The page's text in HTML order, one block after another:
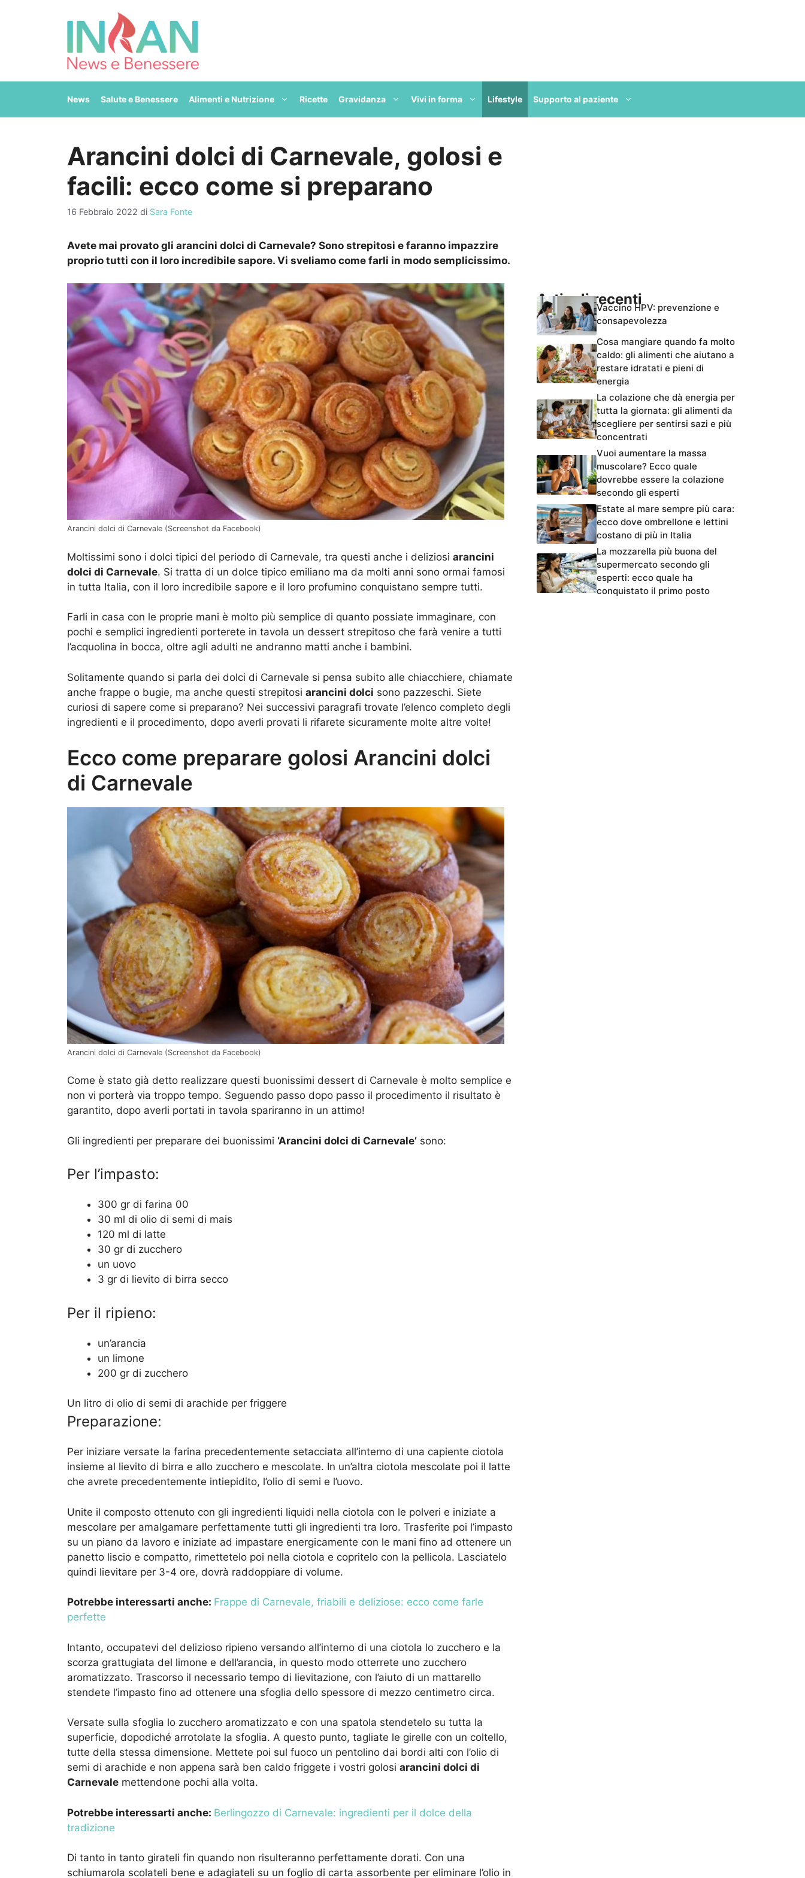
News Salute e Benessere Alimenti e Nutrizione Ricette Gravidanza Vivi in forma Lifestyle Supporto al paziente
Arancini dolci di Carnevale, golosi e
facili: ecco come si preparano
16 Febbraio 2022 di Sara Fonte
Avete mai provato gli arancini dolci di Carnevale? Sono strepitosi e faranno impazzire
proprio tutti con il loro incredibile sapore. Vi sveliamo come farli in modo semplicissimo.
Arancini dolci di Carnevale (Screenshot da Facebook)
Moltissimi sono i dolci tipici del periodo di Carnevale, tra questi anche i deliziosi arancini
dolci di Carnevale. Si tratta di un dolce tipico emiliano ma da molti anni sono ormai famosi
in tutta Italia, con il loro incredibile sapore e il loro profumino conquistano sempre tutti.
Farli in casa con le proprie mani è molto più semplice di quanto possiate immaginare, con
pochi e semplici ingredienti porterete in tavola un dessert strepitoso che farà venire a tutti
l’acquolina in bocca, oltre agli adulti ne andranno matti anche i bambini.
Solitamente quando si parla dei dolci di Carnevale si pensa subito alle chiacchiere, chiamate
anche frappe o bugie, ma anche questi strepitosi arancini dolci sono pazzeschi. Siete
curiosi di sapere come si preparano? Nei successivi paragrafi trovate l’elenco completo degli
ingredienti e il procedimento, dopo averli provati li rifarete sicuramente molte altre volte!
Ecco come preparare golosi Arancini dolci
di Carnevale
Arancini dolci di Carnevale (Screenshot da Facebook)
Come è stato già detto realizzare questi buonissimi dessert di Carnevale è molto semplice e
non vi porterà via troppo tempo. Seguendo passo dopo passo il procedimento il risultato è
garantito, dopo averli portati in tavola spariranno in un attimo!
Gli ingredienti per preparare dei buonissimi ‘Arancini dolci di Carnevale’ sono:
Per l’impasto:
300 gr di farina 00
30 ml di olio di semi di mais
120 ml di latte
30 gr di zucchero
un uovo
3 gr di lievito di birra secco
Per il ripieno:
un’arancia
un limone
200 gr di zucchero
Un litro di olio di semi di arachide per friggere
Preparazione:
Per iniziare versate la farina precedentemente setacciata all’interno di una capiente ciotola
insieme al lievito di birra e allo zucchero e mescolate. In un’altra ciotola mescolate poi il latte
che avrete precedentemente intiepidito, l’olio di semi e l’uovo.
Unite il composto ottenuto con gli ingredienti liquidi nella ciotola con le polveri e iniziate a
mescolare per amalgamare perfettamente tutti gli ingredienti tra loro. Trasferite poi l’impasto
su un piano da lavoro e iniziate ad impastare energicamente con le mani fino ad ottenere un
panetto liscio e compatto, rimettetelo poi nella ciotola e copritelo con la pellicola. Lasciatelo
quindi lievitare per 3-4 ore, dovrà raddoppiare di volume.
Potrebbe interessarti anche: Frappe di Carnevale, friabili e deliziose: ecco come farle
perfette
Intanto, occupatevi del delizioso ripieno versando all’interno di una ciotola lo zucchero e la
scorza grattugiata del limone e dell’arancia, in questo modo otterrete uno zucchero
aromatizzato. Trascorso il necessario tempo di lievitazione, con l’aiuto di un mattarello
stendete l’impasto fino ad ottenere una sfoglia dello spessore di mezzo centimetro circa.
Versate sulla sfoglia lo zucchero aromatizzato e con una spatola stendetelo su tutta la
superficie, dopodiché arrotolate la sfoglia. A questo punto, tagliate le girelle con un coltello,
tutte della stessa dimensione. Mettete poi sul fuoco un pentolino dai bordi alti con l’olio di
semi di arachide e non appena sarà ben caldo friggete i vostri golosi arancini dolci di
Carnevale mettendone pochi alla volta.
Potrebbe interessarti anche: Berlingozzo di Carnevale: ingredienti per il dolce della
tradizione
Di tanto in tanto girateli fin quando non risulteranno perfettamente dorati. Con una
schiumarola scolateli bene e adagiateli su un foglio di carta assorbente per eliminare l’olio in
Articoli recentiVaccino HPV: prevenzione e
consapevolezza
Cosa mangiare quando fa molto
caldo: gli alimenti che aiutano a
restare idratati e pieni di
energia
La colazione che dà energia per
tutta la giornata: gli alimenti da
scegliere per sentirsi sazi e più
concentrati
Vuoi aumentare la massa
muscolare? Ecco quale
dovrebbe essere la colazione
secondo gli esperti
Estate al mare sempre più cara:
ecco dove ombrellone e lettini
costano di più in Italia
La mozzarella più buona del
supermercato secondo gli
esperti: ecco quale ha
conquistato il primo posto